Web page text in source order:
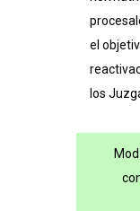
Justicia
el
los